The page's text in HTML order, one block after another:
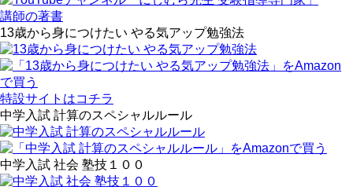
講師の著書
13歳から身につけたい やる気アップ勉強法
特設サイトはコチラ
中学入試 計算のスペシャルルール
中学入試 社会 塾技１００